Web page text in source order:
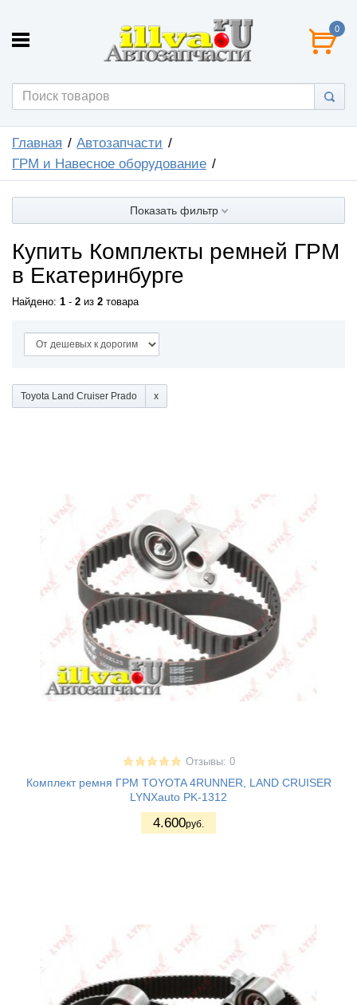
0
Главная
Автозапчасти
ГРМ и Навесное оборудование
Показать фильтр
Купить Комплекты ремней ГРМ
в Екатеринбурге
Найдено: 1 - 2 из 2 товара
Toyota Land Cruiser Prado
Отзывы: 0
Комплект ремня ГРМ TOYOTA 4RUNNER, LAND CRUISER
LYNXauto PK-1312
4.600руб.